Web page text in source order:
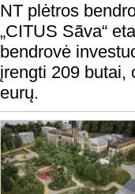
NT plėtros
„CITUS Sãva“
bendrovė
įrengti 209 butai,
eurų.